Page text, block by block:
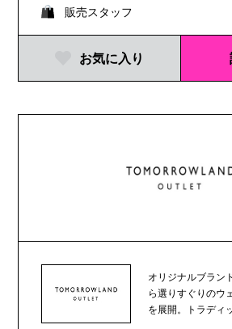
販売スタッフ
お気に入り
オリジナルブラン
ら選りすぐりのウ
を展開。トラディ